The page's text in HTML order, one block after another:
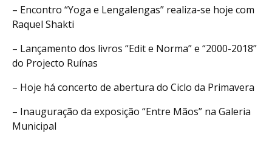
– Encontro “Yoga e Lengalengas” realiza-se hoje com
Raquel Shakti
– Lançamento dos livros “Edit e Norma” e “2000-2018”
do Projecto Ruínas
– Hoje há concerto de abertura do Ciclo da Primavera
– Inauguração da exposição “Entre Mãos” na Galeria
Municipal